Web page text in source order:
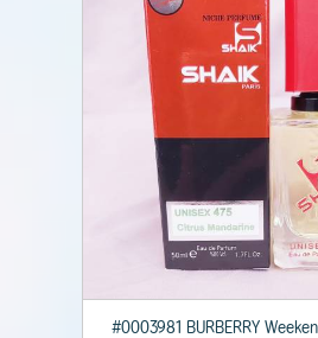
#0003981 BURBERRY